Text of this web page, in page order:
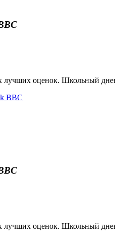
оценок. Школьный
оценок. Школьный